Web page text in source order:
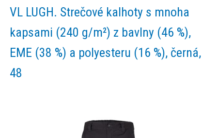
VL LUGH. Strečové kalhoty s mnoha
kapsami (240 g/m²) z bavlny (46 %),
EME (38 %) a polyesteru (16 %), černá,
48